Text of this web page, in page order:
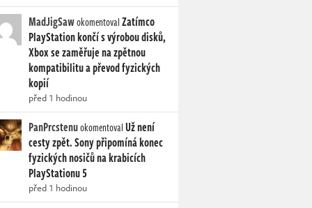
MadJigSawokomentovalZatímco
PlayStation končí s výrobou disků,
Xbox se zaměřuje na zpětnou
kompatibilitu a převod fyzických
kopií
před 1 hodinou
PanPrcstenuokomentovalUž není
cesty zpět. Sony připomíná konec
fyzických nosičů na krabicích
PlayStationu 5
před 1 hodinou